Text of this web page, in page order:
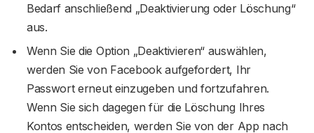
Bedarf anschließend „Deaktivierung oder Löschung“
aus.
Wenn Sie die Option „Deaktivieren“ auswählen,
werden Sie von Facebook aufgefordert, Ihr
Passwort erneut einzugeben und fortzufahren.
Wenn Sie sich dagegen für die Löschung Ihres
Kontos entscheiden, werden Sie von der App nach